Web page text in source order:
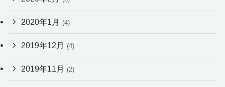
2020年1月 (4)
2019年12月 (4)
2019年11月 (2)